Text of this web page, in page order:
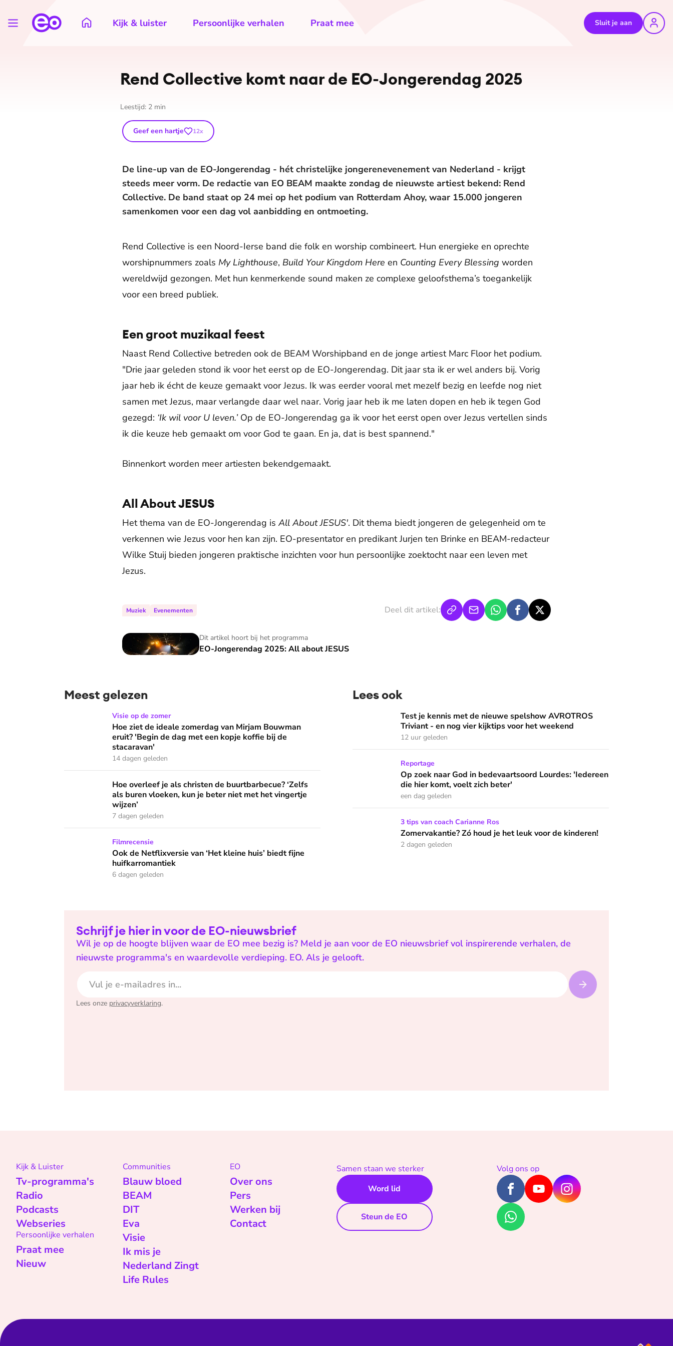
Kijk & luister Persoonlijke verhalen Praat mee Sluit je aan
Rend Collective komt naar de EO-Jongerendag 2025
Leestijd: 2 min
Geef een hartje 12x
De line-up van de EO-Jongerendag - hét christelijke jongerenevenement van Nederland - krijgt
steeds meer vorm. De redactie van EO BEAM maakte zondag de nieuwste artiest bekend: Rend
Collective. De band staat op 24 mei op het podium van Rotterdam Ahoy, waar 15.000 jongeren
samenkomen voor een dag vol aanbidding en ontmoeting.
Rend Collective is een Noord-Ierse band die folk en worship combineert. Hun energieke en oprechte
worshipnummers zoals My Lighthouse, Build Your Kingdom Here en Counting Every Blessing worden
wereldwijd gezongen. Met hun kenmerkende sound maken ze complexe geloofsthema’s toegankelijk
voor een breed publiek.
Een groot muzikaal feest
Naast Rend Collective betreden ook de BEAM Worshipband en de jonge artiest Marc Floor het podium.
"Drie jaar geleden stond ik voor het eerst op de EO-Jongerendag. Dit jaar sta ik er wel anders bij. Vorig
jaar heb ik écht de keuze gemaakt voor Jezus. Ik was eerder vooral met mezelf bezig en leefde nog niet
samen met Jezus, maar verlangde daar wel naar. Vorig jaar heb ik me laten dopen en heb ik tegen God
gezegd: ‘Ik wil voor U leven.’ Op de EO-Jongerendag ga ik voor het eerst open over Jezus vertellen sinds
ik die keuze heb gemaakt om voor God te gaan. En ja, dat is best spannend."
Binnenkort worden meer artiesten bekendgemaakt.
All About JESUS
Het thema van de EO-Jongerendag isAll About JESUS'. Dit thema biedt jongeren de gelegenheid om te
verkennen wie Jezus voor hen kan zijn. EO-presentator en predikant Jurjen ten Brinke en BEAM-redacteur
Wilke Stuij bieden jongeren praktische inzichten voor hun persoonlijke zoektocht naar een leven met
Jezus.
Muziek Evenementen Deel dit artikel:
Dit artikel hoort bij het programma
EO-Jongerendag 2025: All about JESUS
EO-Jongerendag 2025: All about JESUS
Meest gelezen
Hoe ziet de ideale zomerdag van Mirjam Bouwman eruit? 'Begin de dag met een kopje koffie bij de stacaravan'
Visie op de zomer
Hoe ziet de ideale zomerdag van Mirjam Bouwman
eruit? 'Begin de dag met een kopje koffie bij de
stacaravan'
14 dagen geleden
Hoe overleef je als christen de buurtbarbecue? ‘Zelfs als buren vloeken, kun je beter niet met het vingertje wijzen’
Hoe overleef je als christen de buurtbarbecue? ‘Zelfs
als buren vloeken, kun je beter niet met het vingertje
wijzen’
7 dagen geleden
Ook de Netflixversie van ‘Het kleine huis’ biedt fijne huifkarromantiek
Filmrecensie
Ook de Netflixversie van ‘Het kleine huis’ biedt fijne
huifkarromantiek
6 dagen geleden
Lees ook
Test je kennis met de nieuwe spelshow AVROTROS Triviant - en nog vier kijktips voor
Test je kennis met de nieuwe spelshow AVROTROS
Triviant - en nog vier kijktips voor het weekend
12 uur geleden
Op zoek naar God in bedevaartsoord Lourdes: 'Iedereen die hier komt, voelt zich beter'
Reportage
Op zoek naar God in bedevaartsoord Lourdes: 'Iedereen
die hier komt, voelt zich beter'
een dag geleden
Zomervakantie? Zó houd je het leuk voor de kinderen!
3 tips van coach Carianne Ros
Zomervakantie? Zó houd je het leuk voor de kinderen!
2 dagen geleden
Schrijf je hier in voor de EO-nieuwsbrief
Wil je op de hoogte blijven waar de EO mee bezig is? Meld je aan voor de EO nieuwsbrief vol inspirerende verhalen, de
nieuwste programma's en waardevolle verdieping. EO. Als je gelooft.
Lees onze privacyverklaring.
Kijk & Luister
Tv-programma's
Radio
Podcasts
Webseries
Persoonlijke verhalen
Praat mee
Nieuw
Communities
Blauw bloed
BEAM
DIT
Eva
Visie
Ik mis je
Nederland Zingt
Life Rules
EO
Over ons
Pers
Werken bij
Contact
Samen staan we sterker
Word lid
Steun de EO
Volg ons op